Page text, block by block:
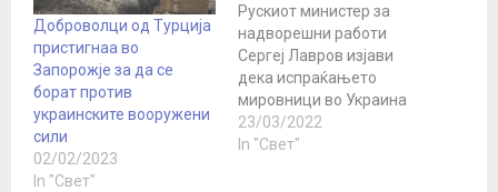
Доброволци од Турција
пристигнаа во
Запорожје за да се
борат против
украинските вооружени
сили
02/02/2023
In "Свет"
Рускиот министер за
надворешни работи
Сергеј Лавров изјави
дека испраќањето
мировници во Украина
може да доведе до
директен конфликт меѓу
23/03/2022
In "Свет"